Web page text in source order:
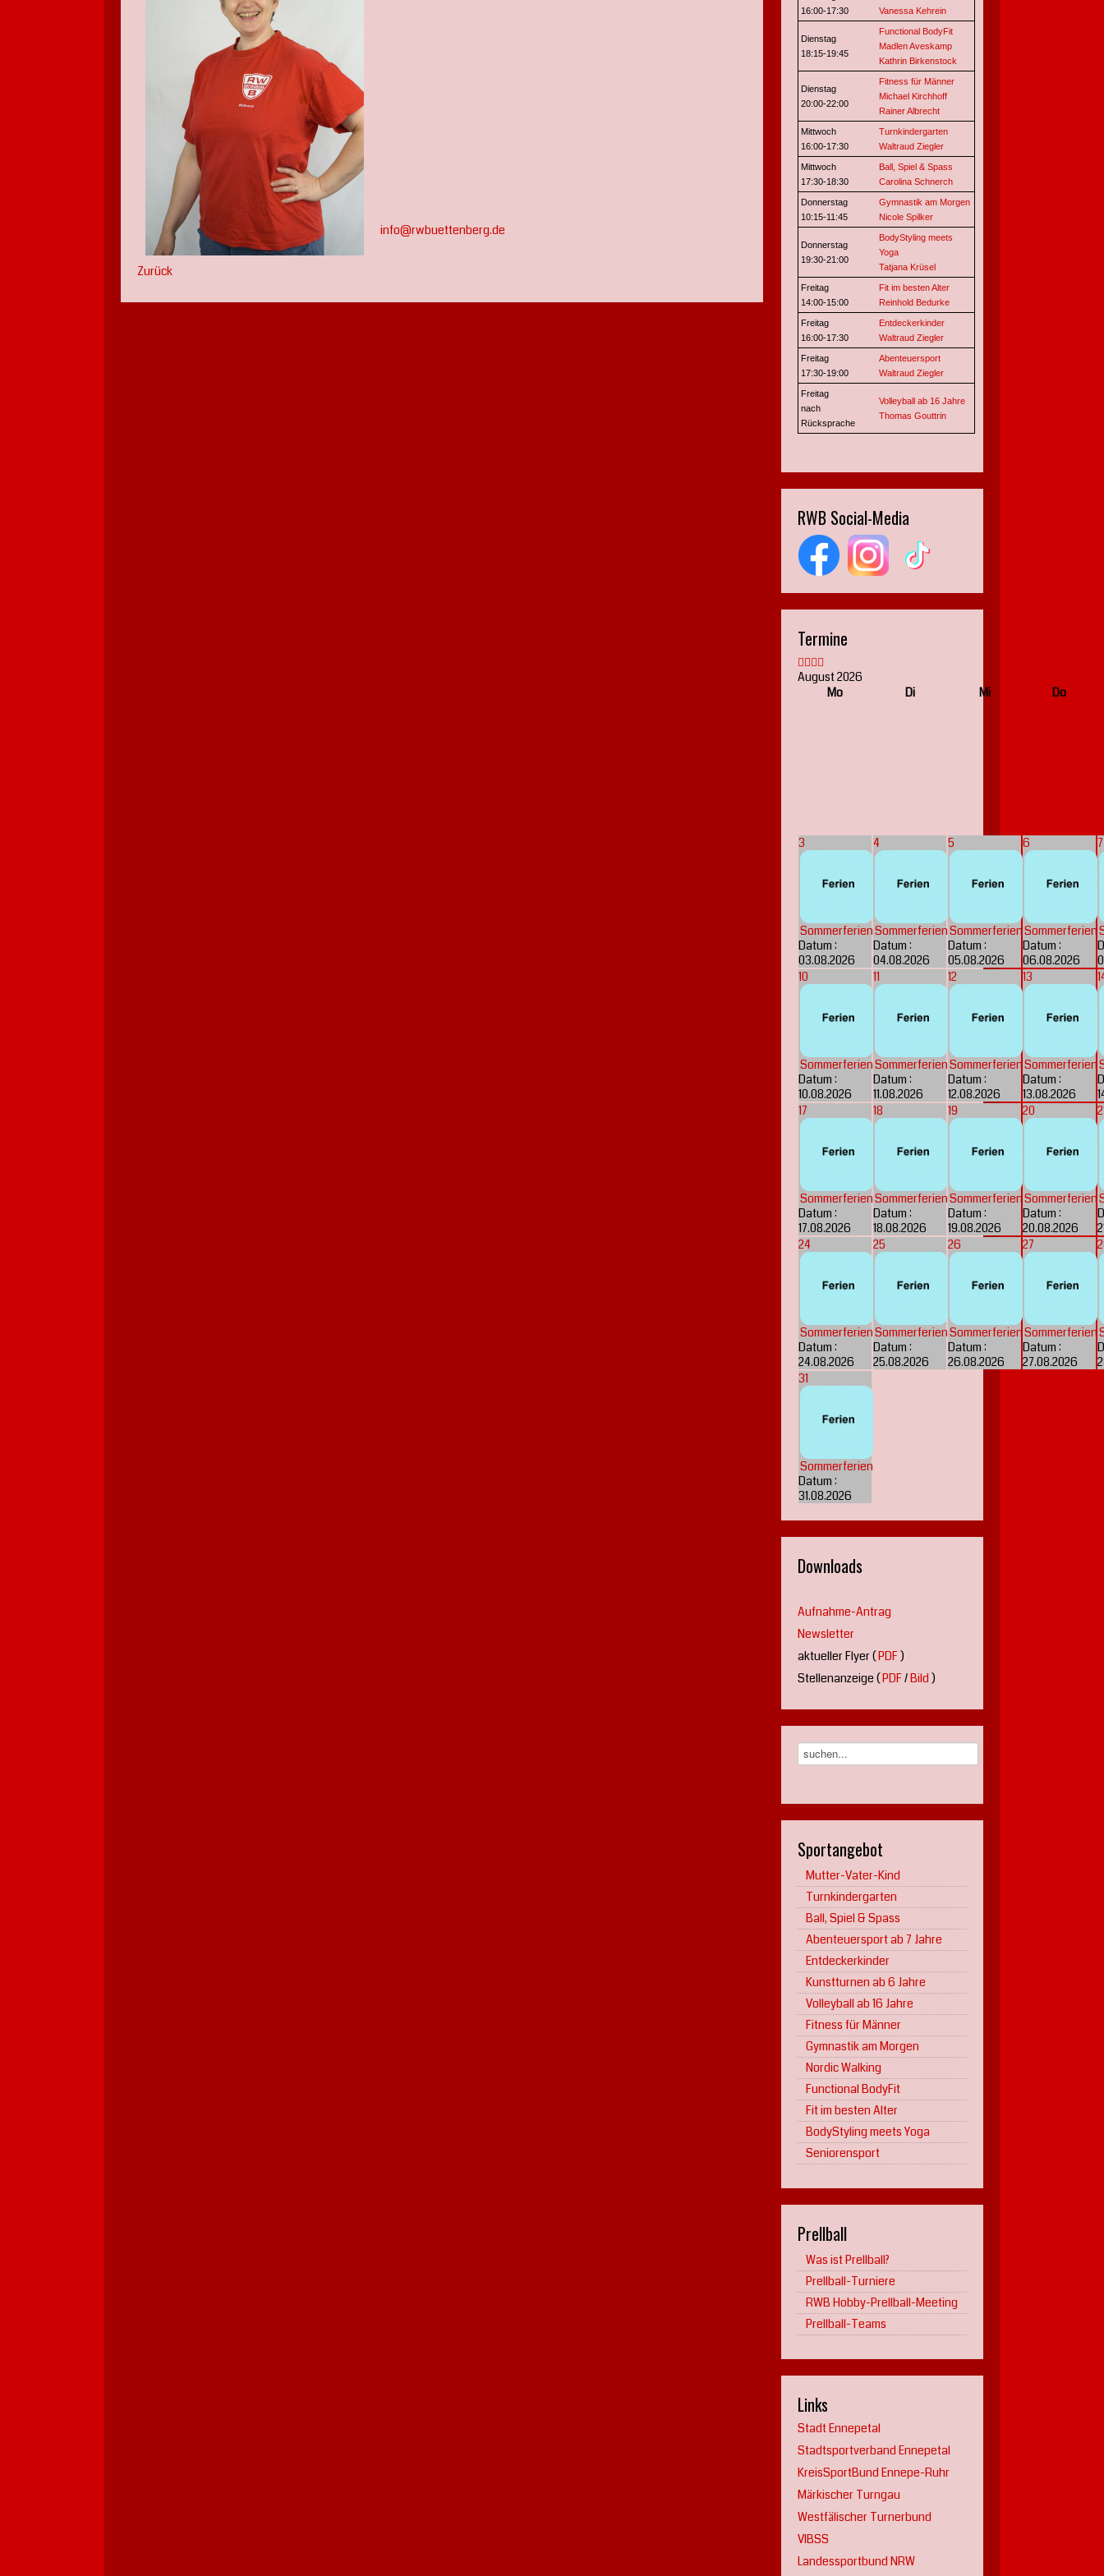
info@rwbuettenberg.de
Zurück
16:00-17:30
Vanessa Kehrein
Dienstag
18:15-19:45
Functional BodyFit
Madlen Aveskamp
Kathrin Birkenstock
Dienstag
20:00-22:00
Fitness für Männer
Michael Kirchhoff
Rainer Albrecht
Mittwoch
16:00-17:30
Turnkindergarten
Waltraud Ziegler
Mittwoch
17:30-18:30
Ball, Spiel & Spass
Carolina Schnerch
Donnerstag
10:15-11:45
Gymnastik am Morgen
Nicole Spilker
Donnerstag
19:30-21:00
BodyStyling meets
Yoga
Tatjana Krüsel
Freitag
14:00-15:00
Fit im besten Alter
Reinhold Bedurke
Freitag
16:00-17:30
Entdeckerkinder
Waltraud Ziegler
Freitag
17:30-19:00
Abenteuersport
Waltraud Ziegler
Freitag
nach
Rücksprache
Volleyball ab 16 Jahre
Thomas Gouttrin
RWB Social-Media
Termine
August 2026
Mo
Di Mi Do
3
Sommerferien
Datum :
03.08.2026
4
Sommerferien
Datum :
04.08.2026
5
Sommerferien
Datum :
05.08.2026
6
Sommerferien
Datum :
06.08.2026
7
10
Sommerferien
Datum :
10.08.2026
11
Sommerferien
Datum :
11.08.2026
12
Sommerferien
Datum :
12.08.2026
13
Sommerferien
Datum :
13.08.2026
17
Sommerferien
Datum :
17.08.2026
18
Sommerferien
Datum :
18.08.2026
19
Sommerferien
Datum :
19.08.2026
20
Sommerferien
Datum :
20.08.2026
24
Sommerferien
Datum :
24.08.2026
25
Sommerferien
Datum :
25.08.2026
26
Sommerferien
Datum :
26.08.2026
27
Sommerferien
Datum :
27.08.2026
31
Sommerferien
Datum :
31.08.2026
Downloads
Aufnahme-Antrag
Newsletter
aktueller Flyer (PDF)
Stellenanzeige (PDF/Bild )
Sportangebot
Mutter-Vater-Kind
Turnkindergarten
Ball, Spiel & Spass
Abenteuersport ab 7 Jahre
Entdeckerkinder
Kunstturnen ab 6 Jahre
Volleyball ab 16 Jahre
Fitness für Männer
Gymnastik am Morgen
Nordic Walking
Functional BodyFit
Fit im besten Alter
BodyStyling meets Yoga
Seniorensport
Prellball
Was ist Prellball?
Prellball-Turniere
RWB Hobby-Prellball-Meeting
Prellball-Teams
Links
Stadt Ennepetal
Stadtsportverband Ennepetal
KreisSportBund Ennepe-Ruhr
Märkischer Turngau
Westfälischer Turnerbund
VIBSS
Landessportbund NRW